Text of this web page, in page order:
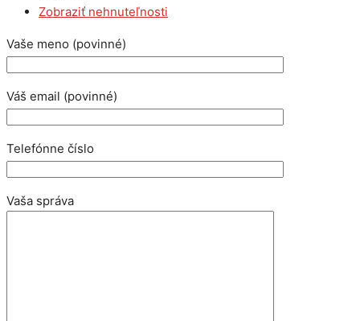
Zobraziť nehnuteľnosti
Vaše meno (povinné)
Váš email (povinné)
Telefónne číslo
Vaša správa